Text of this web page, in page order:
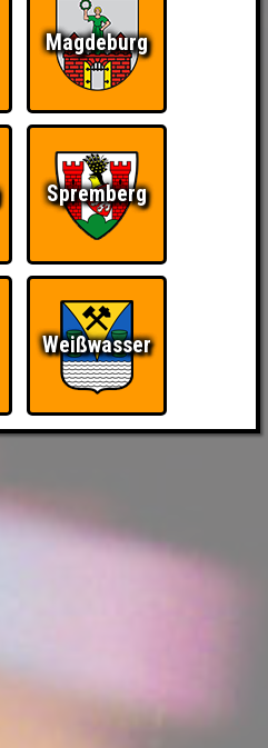
Magdeburg
Spremberg
Weißwasser